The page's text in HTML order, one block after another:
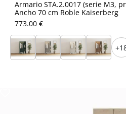
Armario STA.2.0017 (serie M3,
Ancho 70 cm Roble Kaiserberg
773.00 €